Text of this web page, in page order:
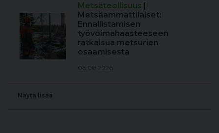
Metsäteollisuus |
Metsäammattilaiset:
Ennallistamisen
työvoimahaasteeseen
ratkaisua metsurien
osaamisesta
06.08.2026
Näytä lisää